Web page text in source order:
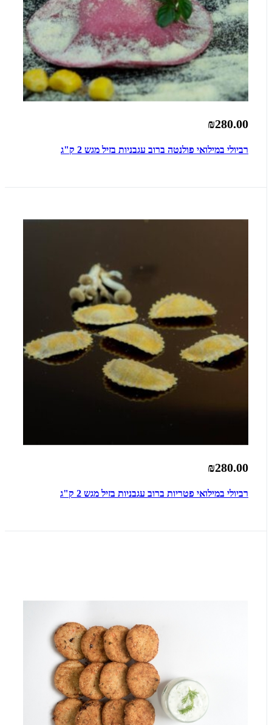
₪280.00
רביולי במילואי פולנטה ברוב עגבניות בזיל מגש 2 ק"ג
₪280.00
רביולי במילואי פטריות ברוב עגבניות בזיל מגש 2 ק"ג